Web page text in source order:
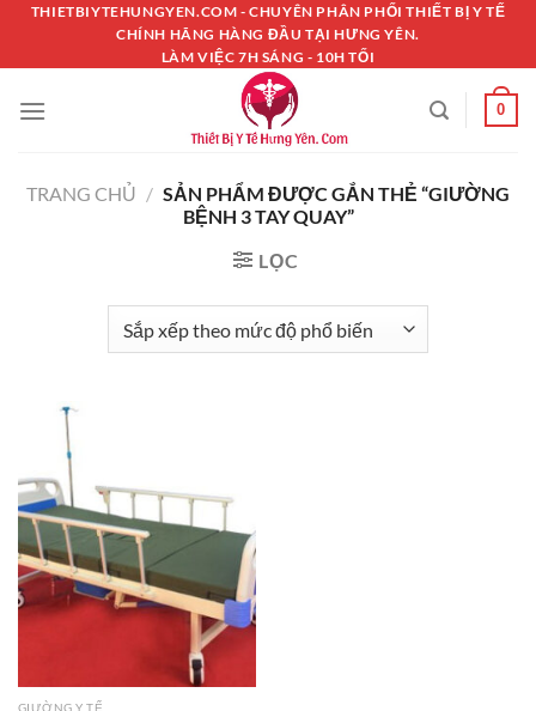
Chuyển
nội
dung
THIETBIYTEHUNGYEN.COM - CHUYÊN PHÂN PHỐI THIẾT BỊ Y TẾ
CHÍNH HÃNG HÀNG ĐẦU TẠI HƯNG YÊN.
LÀM VIỆC 7H SÁNG - 10H TỐI
0
TRANG CHỦ / SẢN PHẨM ĐƯỢC GẮN THẺ “GIƯỜNG
BỆNH 3 TAY QUAY”
LỌC
GIƯỜNG Y TẾ